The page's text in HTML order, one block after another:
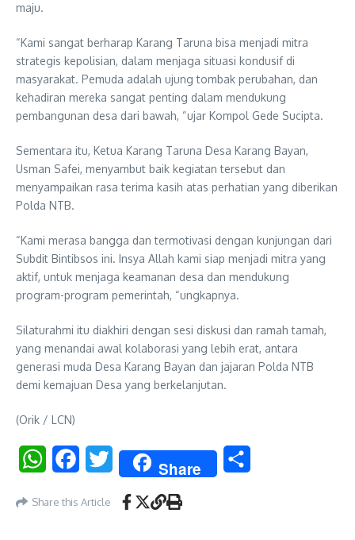
maju.
“Kami sangat berharap Karang Taruna bisa menjadi mitra
strategis kepolisian, dalam menjaga situasi kondusif di
masyarakat. Pemuda adalah ujung tombak perubahan, dan
kehadiran mereka sangat penting dalam mendukung
pembangunan desa dari bawah, “ujar Kompol Gede Sucipta.
Sementara itu, Ketua Karang Taruna Desa Karang Bayan,
Usman Safei, menyambut baik kegiatan tersebut dan
menyampaikan rasa terima kasih atas perhatian yang diberikan
Polda NTB.
“Kami merasa bangga dan termotivasi dengan kunjungan dari
Subdit Bintibsos ini. Insya Allah kami siap menjadi mitra yang
aktif, untuk menjaga keamanan desa dan mendukung
program-program pemerintah, “ungkapnya.
Silaturahmi itu diakhiri dengan sesi diskusi dan ramah tamah,
yang menandai awal kolaborasi yang lebih erat, antara
generasi muda Desa Karang Bayan dan jajaran Polda NTB
demi kemajuan Desa yang berkelanjutan.
(Orik / LCN)
WhatsAppFacebookTwitter Share
Share this Article